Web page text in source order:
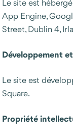
Le site est
App Engine,
Street, Dublin 4,
Développement
Le site est
Square.
Propriété